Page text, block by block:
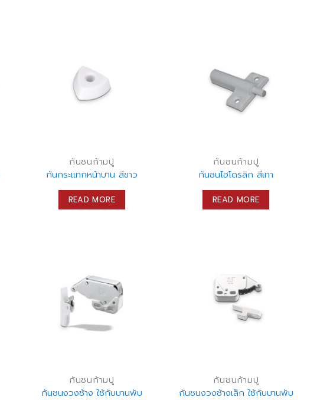
กันชนก้ามปู
กันกระแทกหน้าบาน สีขาว
READ MORE
กันชนก้ามปู
กันชนไฮโดรลิก สีเทา
READ MORE
กันชนก้ามปู
กันชนงวงช้าง ใช้กับบานพับ
กันชนก้ามปู
กันชนงวงช้างเล็ก ใช้กับบานพับ